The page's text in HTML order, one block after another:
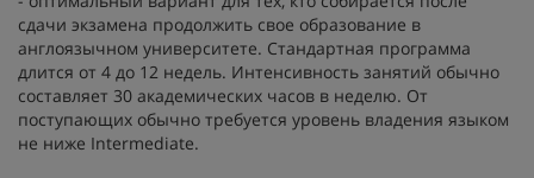
сдачи экзамена продолжить свое образование в
англоязычном университете. Стандартная программа
длится от 4 до 12 недель. Интенсивность занятий обычно
составляет 30 академических часов в неделю. От
поступающих обычно требуется уровень владения языком
не ниже Intermediate.